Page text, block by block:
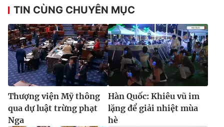
® Cấm sao chép dưới mọi hình thức nếu không có sự chấp
thuận bằng văn bản. Ghi rõ nguồn VTV.vn khi phát hành lại
thông tin từ website này.
TIN CÙNG CHUYÊN MỤC
Thượng viện Mỹ thông
qua dự luật trừng phạt
Nga
Hàn Quốc: Khiêu vũ im
lặng để giải nhiệt mùa
hè